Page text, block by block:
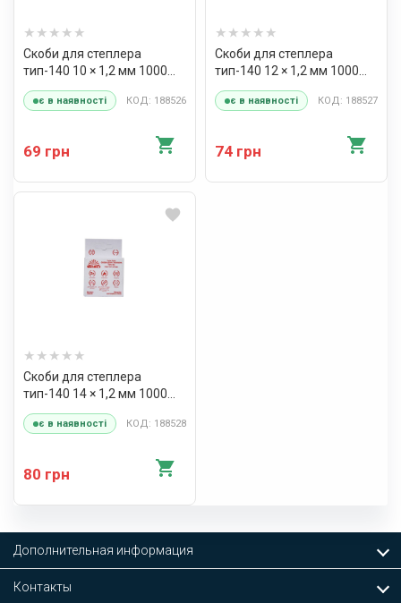
Скоби для степлера
тип-140 10 × 1,2 мм 1000
шт. Vitals
є в наявності КОД: 188526
69 грн
Скоби для степлера
тип-140 12 × 1,2 мм 1000
шт. Vitals
є в наявності КОД: 188527
74 грн
Скоби для степлера
тип-140 14 × 1,2 мм 1000
шт. Vitals
є в наявності КОД: 188528
80 грн
Дополнительная информация
Контакты